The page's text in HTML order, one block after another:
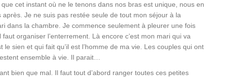
cet instant où ne le tenons dans nos bras est unique, nous en
Je ne suis pas restée seule de tout mon séjour à la
dans la chambre. Je commence seulement à pleurer une fois
organiser l’enterrement. Là encore c’est mon mari qui va
sien et qui fait qu’il est l’homme de ma vie. Les couples qui ont
ensemble à vie. Il parait…
bien que mal. Il faut tout d’abord ranger toutes ces petites